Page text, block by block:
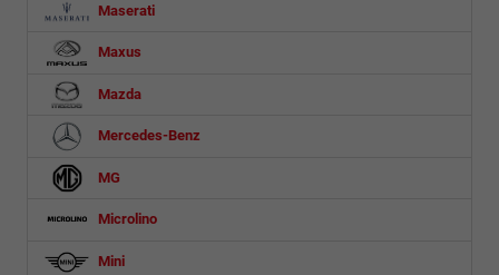
Maserati
Maxus
Mazda
Mercedes-Benz
MG
Microlino
Mini